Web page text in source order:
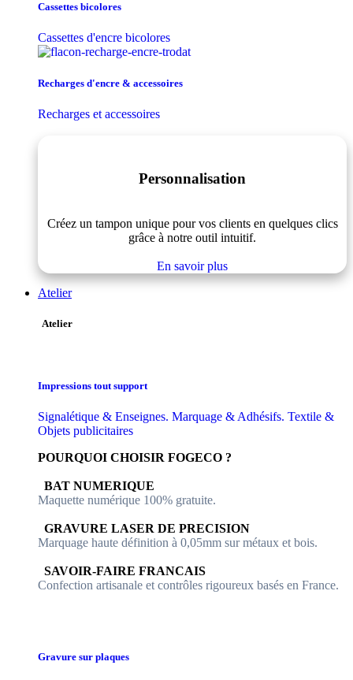
Cassettes bicolores
Cassettes d'encre bicolores
Recharges d'encre & accessoires
Recharges et accessoires
Personnalisation
Créez un tampon unique pour vos clients en quelques clics
grâce à notre outil intuitif.
En savoir plus
Atelier
Atelier
Impressions tout support
Signalétique & Enseignes. Marquage & Adhésifs. Textile &
Objets publicitaires
POURQUOI CHOISIR FOGECO ?
​​ BAT NUMERIQUE
Maquette numérique 100% ​gratuite.
​GRAVURE LASER DE PRECISION
Marquage haute définition à 0,05mm sur métaux et bois.
​SAVOIR-FAIRE FRANCAIS
Confection artisanale et contrôles ​rigoureux basés en France.
Gravure sur plaques